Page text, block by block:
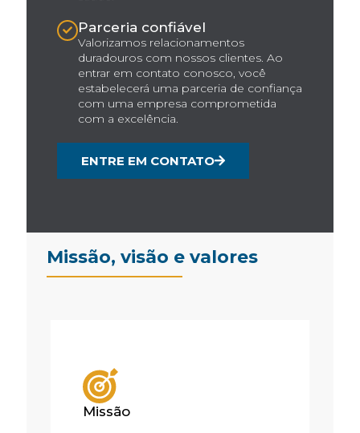
Parceria confiável
Valorizamos relacionamentos
duradouros com nossos clientes. Ao
entrar em contato conosco, você
estabelecerá uma parceria de confiança
com uma empresa comprometida
com a excelência.
ENTRE EM CONTATO
Missão, visão e valores
Missão